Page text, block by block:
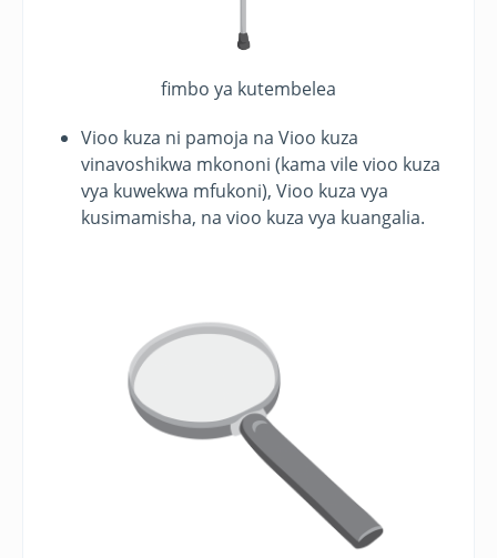
fimbo ya kutembelea
Vioo kuza ni pamoja na Vioo kuza
vinavoshikwa mkononi (kama vile vioo kuza
vya kuwekwa mfukoni), Vioo kuza vya
kusimamisha, na vioo kuza vya kuangalia.